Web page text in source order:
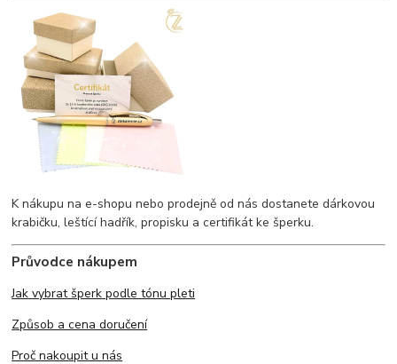
K nákupu na e-shopu nebo prodejně od nás dostanete dárkovou
krabičku, leštící hadřík, propisku a certifikát ke šperku.
Průvodce nákupem
Jak vybrat šperk podle tónu pleti
Způsob a cena doručení
Proč nakoupit u nás